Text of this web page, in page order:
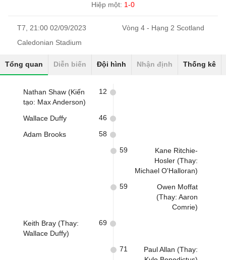
Hiệp một: 1-0
T7, 21:00 02/09/2023
Vòng 4 - Hạng 2 Scotland
Caledonian Stadium
Tổng quan Diễn biến Đội hình Nhận định Thống kê
Nathan Shaw (Kiến
tạo: Max Anderson)
12
Wallace Duffy 46
Adam Brooks 58
Kane Ritchie-
Hosler (Thay:
Michael O'Halloran)
59
Owen Moffat
(Thay: Aaron
Comrie)
59
Keith Bray (Thay:
Wallace Duffy)
69
Paul Allan (Thay:
71